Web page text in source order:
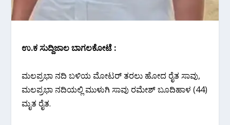
ಉ.ಕ ಸುದ್ದಿಜಾಲ ಬಾಗಲಕೋಟೆ :
ಮಲಪ್ರಭಾ ‌ನದಿ ಬಳಿಯ ಮೋಟರ್ ತರಲು ಹೋದ ರೈತ ಸಾವು,
ಮಲಪ್ರಭಾ ‌ನದಿಯಲ್ಲಿ ಮುಳುಗಿ ಸಾವು ರಮೇಶ್ ಬೂದಿಹಾಳ (44)
ಮೃತ ರೈತ.